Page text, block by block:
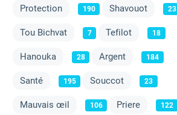
Protection 190 Shavouot 23
Tou Bichvat 7 Tefilot 18
Hanouka 28 Argent 184
Santé 195 Souccot 23
Mauvais œil 106 Priere 122